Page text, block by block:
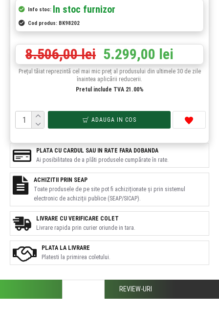
Info stoc: In stoc furnizor
Cod produs: BK98202
5.299,00 lei
8.506,00 lei
Prețul tăiat reprezintă cel mai mic preț al produsului din ultimele 30 de zile
înaintea aplicării reducerii.
Pretul include TVA 21.00%
ADAUGA IN COS
PLATA LA LIVRARE
Platesti la primirea coletului.
LIVRARE CU VERIFICARE COLET
Livrare rapida prin curier oriunde in tara.
PLATA CU CARDUL SAU IN RATE FARA DOBANDA
Ai posibilitatea de a plăti produsele cumpărate în rate.
ACHIZITII PRIN SEAP
Toate produsele de pe site pot fi achiziționate și prin sistemul
electronic de achiziții publice (SEAP/SICAP).
REVIEW-URI